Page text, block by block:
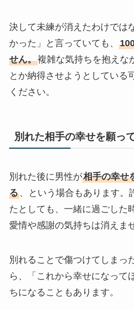
決して未練が消えたわけでは
かった」と言っていても、
せん。複雑な気持ちを抱えな
とか納得させようとしている
ください。
別れた相手の幸せを願っ
別れた後に男性が相手の幸せ
る、という場合もあります。
たとしても、一緒に過ごした
愛情や感謝の気持ちは消えま
別れることで傷つけてしまっ
ら、「これから幸せになって
ちになることもあります。